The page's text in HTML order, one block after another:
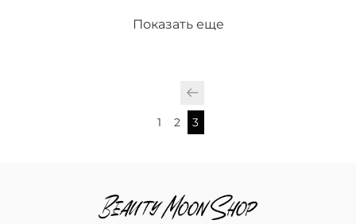
Показать еще
1 2 3